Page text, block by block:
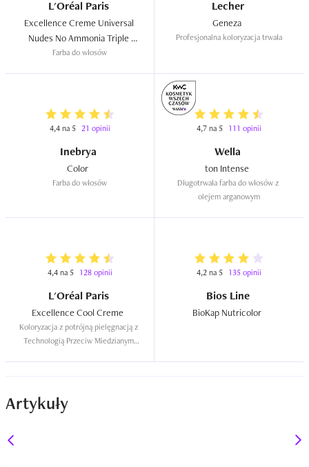
L'Oréal Paris
Excellence Creme Universal
Nudes No Ammonia Triple
Care Color
Farba do włosów
Lecher
Profesjonalna koloryzacja trwała
4,4 na 5 21 opinii
Inebrya
Farba do włosów
4,7 na 5 111 opinii
Wella
Długotrwała farba do włosów z
olejem arganowym
4,4 na 5 128 opinii
L'Oréal Paris
Koloryzacja z potrójną pielęgnacją z
Technologią Przeciw Miedzianym
4,2 na 5 135 opinii
Bios Line
Artykuły